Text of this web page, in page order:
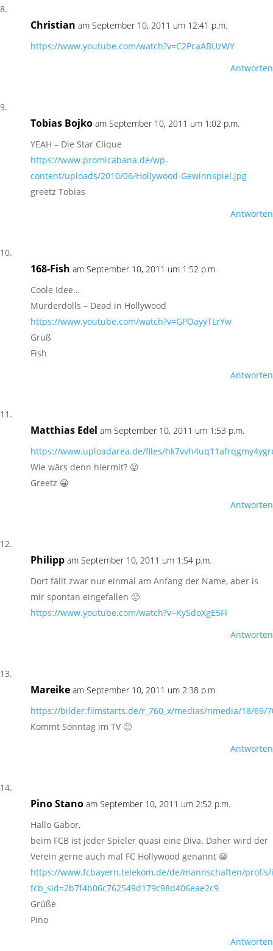
Christian am September 10, 2011 um 12:41 p.m.
https://www.youtube.com/watch?v=C2PcaABUzWY
Antworten
Tobias Bojko am September 10, 2011 um 1:02 p.m.
YEAH – Die Star Clique
https://www.promicabana.de/wp-
content/uploads/2010/06/Hollywood-Gewinnspiel.jpg
greetz Tobias
Antworten
168-Fish am September 10, 2011 um 1:52 p.m.
Coole Idee…
Murderdolls – Dead in Hollywood
https://www.youtube.com/watch?v=GPOayyTLrYw
Gruß
Fish
Antworten
Matthias Edel am September 10, 2011 um 1:53 p.m.
https://www.uploadarea.de/files/
Wie wärs denn hiermit? 😛
Greetz 😀
Antworten
Philipp am September 10, 2011 um 1:54 p.m.
Dort fällt zwar nur einmal am Anfang der Name, aber is
mir spontan eingefallen 🙂
https://www.youtube.com/watch?v=KySdoXgE5FI
Antworten
Mareike am September 10, 2011 um 2:38 p.m.
https://bilder.filmstarts.de/r_760_x/medias/nmedia/18/69/
Kommt Sonntag im TV 🙂
Antworten
Pino Stano am September 10, 2011 um 2:52 p.m.
Hallo Gabor,
beim FCB ist jeder Spieler quasi eine Diva. Daher wird der
Verein gerne auch mal FC Hollywood genannt 😀
https://www.fcbayern.telekom.de/de/mannschaften/
fcb_sid=2b7f4b06c762549d179c98d406eae2c9
Grüße
Pino
Antworten